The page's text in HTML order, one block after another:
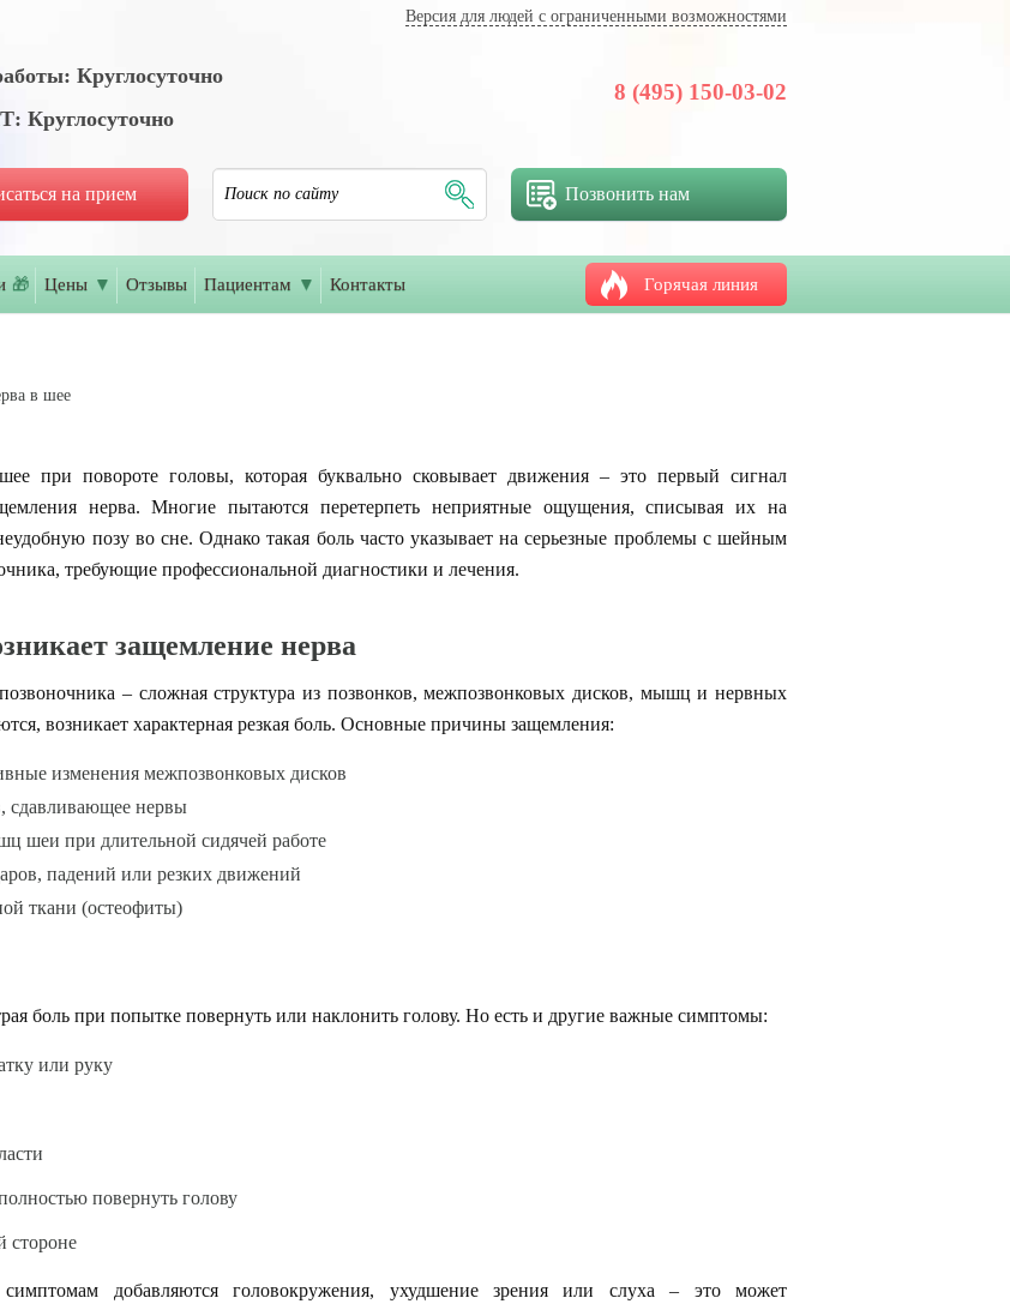
Версия для людей с ограниченными возможностями
Круглосуточно
Круглосуточно
8 (495) 150-03-02
на прием Позвонить нам
🎁 Цены ▼ Отзывы Пациентам ▼ Контакты Горячая линия
в шее
при повороте головы, которая буквально сковывает движения – это первый сигнал
нерва. Многие пытаются перетерпеть неприятные ощущения, списывая их на
позу во сне. Однако такая боль часто указывает на серьезные проблемы с шейным
требующие профессиональной диагностики и лечения.
защемление нерва
– сложная структура из позвонков, межпозвонковых дисков, мышц и нервных
возникает характерная резкая боль. Основные причины защемления:
изменения межпозвонковых дисков
сдавливающее нервы
шеи при длительной сидячей работе
падений или резких движений
ткани (остеофиты)
боль при попытке повернуть или наклонить голову. Но есть и другие важные симптомы:
или руку
повернуть голову
стороне
добавляются головокружения, ухудшение зрения или слуха – это может